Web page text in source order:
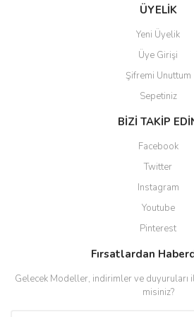
ÜYELİK
Yeni Üyelik
Üye Girişi
Şifremi Unuttum
Sepetiniz
BİZİ TAKİP
Facebook
Twitter
Instagram
Youtube
Pinterest
Fırsatlardan
Gelecek Modeller, indirimler ve
misiniz?